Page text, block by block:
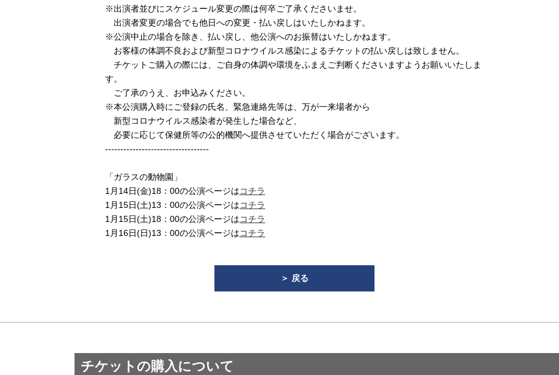
※出演者並びにスケジュール変更の際は何卒ご了承くださいませ。
出演者変更の場合でも他日への変更・払い戻しはいたしかねます。
※公演中止の場合を除き、払い戻し、他公演へのお振替はいたしかねます。
お客様の体調不良および新型コロナウイルス感染によるチケットの払い戻しは致しません。
チケットご購入の際には、ご自身の体調や環境をふまえご判断くださいますようお願いいたしま
す。
ご了承のうえ、お申込みください。
※本公演購入時にご登録の氏名、緊急連絡先等は、万が一来場者から
新型コロナウイルス感染者が発生した場合など、
必要に応じて保健所等の公的機関へ提供させていただく場合がございます。
----------------------------------
「ガラスの動物園」
1月14日(金)18：00の公演ページはコチラ
1月15日(土)13：00の公演ページはコチラ
1月15日(土)18：00の公演ページはコチラ
1月16日(日)13：00の公演ページはコチラ
＞ 戻る
チケットの購入について